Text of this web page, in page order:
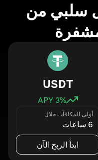
سلبي من
USDT
3% APY
أولى المكافآت خلال
6 ساعات
ابدأ الربح الآن